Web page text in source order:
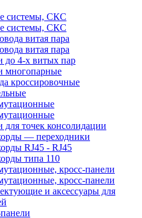
системы, СКС
системы, СКС
витая пара
витая пара
до 4-х витых пар
многопарные
кроссировочные
для точек консолидации
— переходники
RJ45 - RJ45
типа 110
кросс-панели
кросс-панели
и аксессуары для